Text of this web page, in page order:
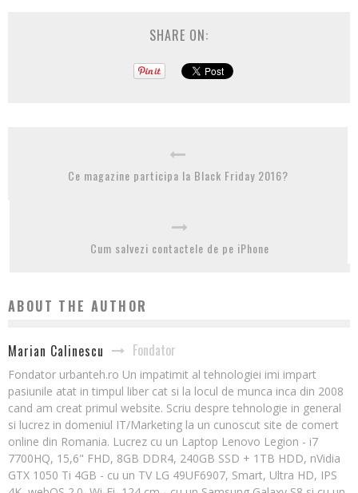
SHARE ON:
Ce magazine participa la Black Friday 2016?
Cum salvezi contactele de pe iPhone
ABOUT THE AUTHOR
Marian Calinescu Fondator
Fondator urbanteh.ro Un impatimit al tehnologiei imi impart
pasiunile atat in timpul liber cat si la locul de munca inca din 2008
cand am creat primul website. Scriu despre tehnologie in general
si lucrez in domeniul IT/Marketing la un cunoscut site de comert
online din Romania. Lucrez cu un Laptop Lenovo Legion - i7
7700HQ, 15,6" FHD, 8GB DDR4, 240GB SSD + 1TB HDD, nVidia
GTX 1050 Ti 4GB - cu un TV LG 49UF6907, Smart, Ultra HD, IPS